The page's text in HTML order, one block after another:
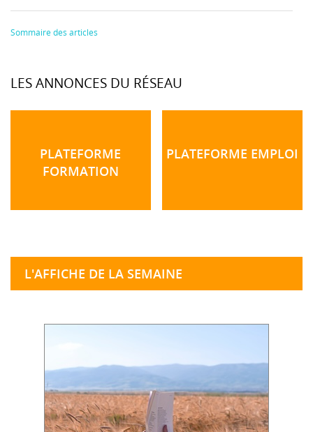
Sommaire des articles
LES ANNONCES DU RÉSEAU
PLATEFORME
FORMATION
PLATEFORME EMPLOI
L'AFFICHE DE LA SEMAINE